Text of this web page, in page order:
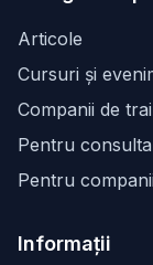
Articole
Cursuri și
Companii de
Pentru
Pentru companii
Informații